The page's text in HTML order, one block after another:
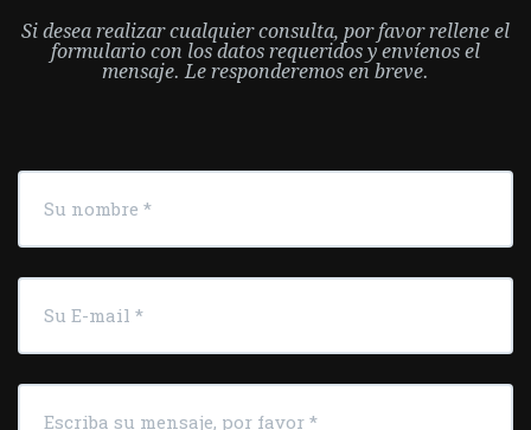
Si desea realizar cualquier consulta, por favor rellene el
formulario con los datos requeridos y envíenos el
mensaje. Le responderemos en breve.